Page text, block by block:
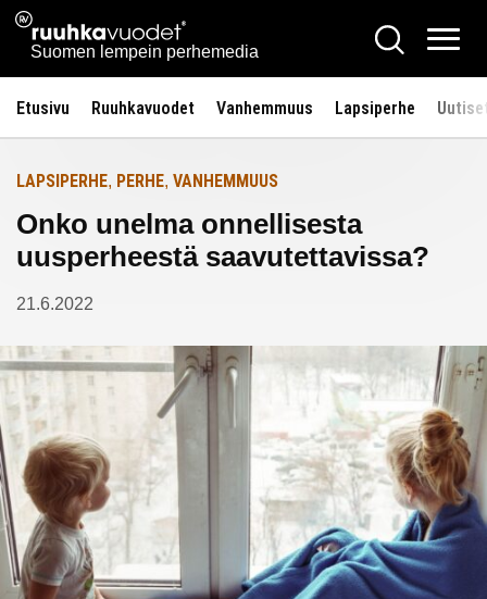
Siirry
sisältöön
Ruuhkavuodet.fi
Suomen lempein perhemedia
Hae
Etusivu Ruuhkavuodet Vanhemmuus Lapsiperhe
Etusivulle
LAPSIPERHE, PERHE, VANHEMMUUS
Onko unelma onnellisesta
uusperheestä saavutettavissa?
21.6.2022